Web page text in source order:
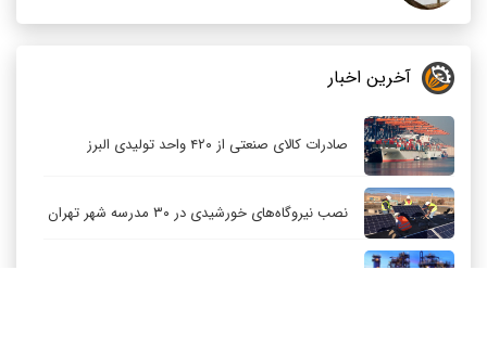
آخرین اخبار
صادرات کالای صنعتی از ۴۲۰ واحد تولیدی البرز
نصب نیروگاه‌های خورشیدی در ۳۰ مدرسه شهر تهران